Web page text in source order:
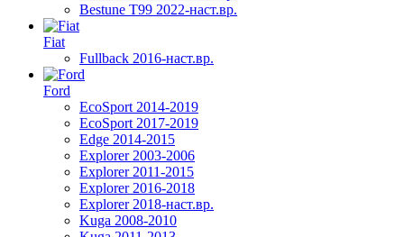
Bestune T99 2022-наст.вр.
Fiat
Fullback 2016-наст.вр.
Ford
EcoSport 2014-2019
EcoSport 2017-2019
Edge 2014-2015
Explorer 2003-2006
Explorer 2011-2015
Explorer 2016-2018
Explorer 2018-наст.вр.
Kuga 2008-2010